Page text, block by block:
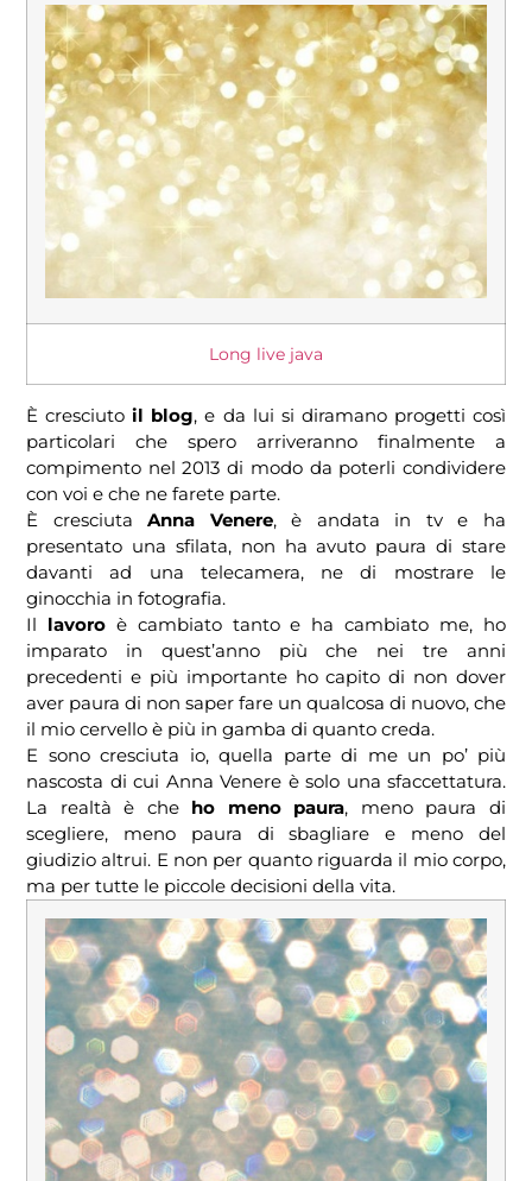
Long live java
È cresciutoil blog, e da lui si diramano progetti così
particolari che spero arriveranno finalmente a
compimento nel 2013 di modo da poterli condividere
con voi e che ne farete parte.
È cresciutaAnna Venere, è andata in tv e ha
presentato una sfilata, non ha avuto paura di stare
davanti ad una telecamera, ne di mostrare le
ginocchia in fotografia.
Il lavoroè cambiato tanto e ha cambiato me, ho
imparato in quest’anno più che nei tre anni
precedenti e più importante ho capito di non dover
aver paura di non saper fare un qualcosa di nuovo, che
il mio cervello è più in gamba di quanto creda.
E sono cresciuta io, quella parte di me un po’ più
nascosta di cui Anna Venere è solo una sfaccettatura.
La realtà è che ho meno paura, meno paura di
scegliere, meno paura di sbagliare e meno del
giudizio altrui. E non per quanto riguarda il mio corpo,
ma per tutte le piccole decisioni della vita.